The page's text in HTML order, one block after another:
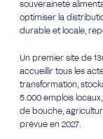
souveraineté
optimiser la
durable et locale,
Un premier site de
accueillir tous les
transformation,
5.000 emplois
de bouche,
prévue en 2027.